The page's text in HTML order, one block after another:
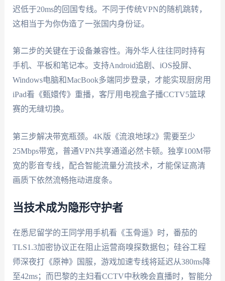
迟低于20ms的回国专线。不同于传统VPN的随机跳转，
这相当于为你伪造了一张国内身份证。
第二步的关键在于设备兼容性。海外华人往往同时持有
手机、平板和笔记本。支持Android追剧、iOS投屏、
Windows电脑和MacBook多端同步登录，才能实现厨房用
iPad看《甄嬛传》重播，客厅用电视盒子播CCTV5篮球
赛的无缝切换。
第三步解决带宽瓶颈。4K版《流浪地球2》需要至少
25Mbps带宽，普通VPN共享通道必然卡顿。独享100M带
宽的影音专线，配合智能流量分流技术，才能保证高清
画质下依然流畅拖动进度条。
当技术成为隐形守护者
在悉尼留学的王同学用手机看《玉骨遥》时，番茄的
TLS1.3加密协议正在阻止运营商嗅探数据包；硅谷工程
师深夜打《原神》国服，游戏加速专线将延迟从380ms降
至42ms；而巴黎的主妇看CCTV中秋晚会直播时，智能分